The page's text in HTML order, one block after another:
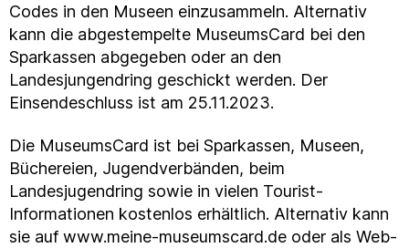
Codes in den Museen einzusammeln. Alternativ
kann die abgestempelte MuseumsCard bei den
Sparkassen abgegeben oder an den
Landesjungendring geschickt werden. Der
Einsendeschluss ist am 25.11.2023.
Die MuseumsCard ist bei Sparkassen, Museen,
Büchereien, Jugendverbänden, beim
Landesjugendring sowie in vielen Tourist-
Informationen kostenlos erhältlich. Alternativ kann
sie auf www.meine-museumscard.de oder als Web-